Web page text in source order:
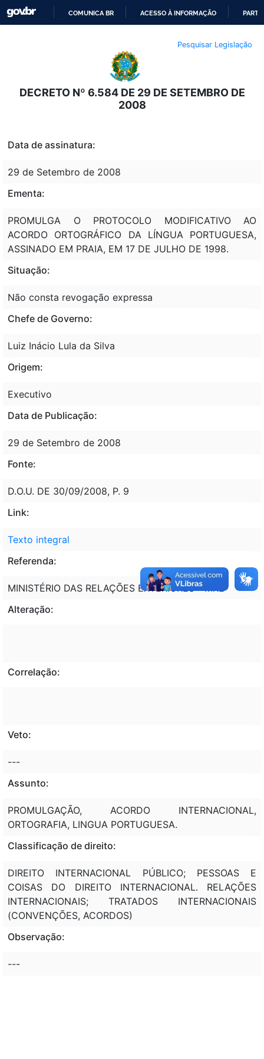
O
CONTEÚDO
COMUNICA BR ACESSO À INFORMAÇÃO
Pesquisar Legislação
DECRETO Nº 6.584 DE 29 DE SETEMBRO DE
2008
Data de assinatura:
29 de Setembro de 2008
Ementa:
PROMULGA O PROTOCOLO MODIFICATIVO AO
ACORDO ORTOGRÁFICO DA LÍNGUA PORTUGUESA,
ASSINADO EM PRAIA, EM 17 DE JULHO DE 1998.
Situação:
Não consta revogação expressa
Chefe de Governo:
Luiz Inácio Lula da Silva
Origem:
Executivo
Data de Publicação:
29 de Setembro de 2008
Fonte:
D.O.U. DE 30/09/2008, P. 9
Link:
Texto integral
Referenda:
MINISTÉRIO DAS RELAÇÕES EXTERIORES - MRE
Alteração:
Correlação:
Veto:
---
Assunto:
PROMULGAÇÃO, ACORDO INTERNACIONAL,
ORTOGRAFIA, LINGUA PORTUGUESA.
Classificação de direito:
DIREITO INTERNACIONAL PÚBLICO; PESSOAS E
COISAS DO DIREITO INTERNACIONAL. RELAÇÕES
INTERNACIONAIS; TRATADOS INTERNACIONAIS
(CONVENÇÕES, ACORDOS)
Observação:
---